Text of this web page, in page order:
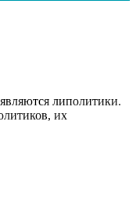
липолитики.
их